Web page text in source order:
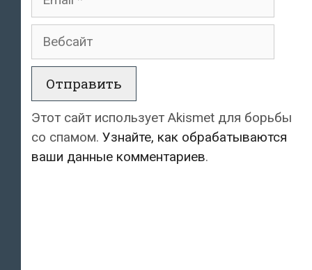
Вебсайт
Этот сайт использует Akismet для борьбы
со спамом. Узнайте, как обрабатываются
ваши данные комментариев.